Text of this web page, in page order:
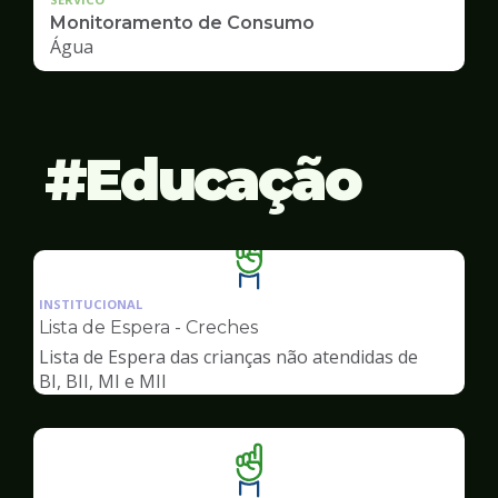
Monitoramento de Consumo
Água
Educação
Ilustração
da
pagina
Educação
INSTITUCIONAL
Lista de Espera - Creches
Lista de Espera das crianças não atendidas de
BI, BII, MI e MII
Ilustração